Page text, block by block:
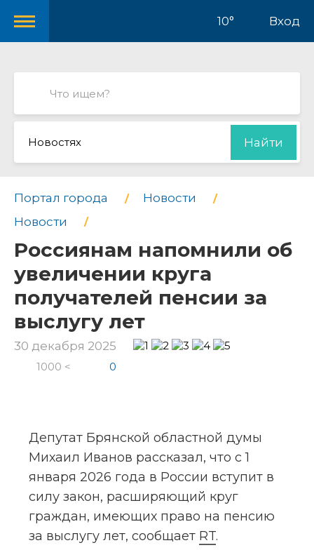
10° Вход
Новостях Найти
Портал города
Новости
Новости
Россиянам напомнили об
увеличении круга
получателей пенсии за
выслугу лет
30 декабря 2025
1000 < 0
Депутат Брянской областной думы
Михаил Иванов рассказал, что с 1
января 2026 года в России вступит в
силу закон, расширяющий круг
граждан, имеющих право на пенсию
за выслугу лет, сообщает RT.